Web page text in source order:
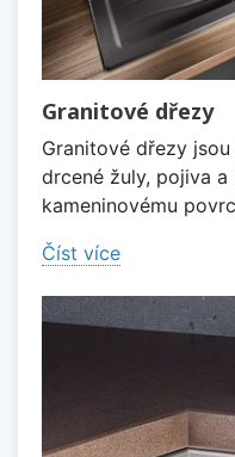
Granitové dřezy
Granitové dřezy
drcené žuly, pojiva a
kameninovému
Číst více